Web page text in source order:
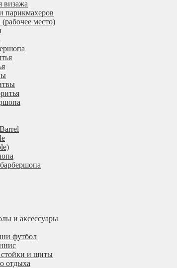
визажа
парикмахеров
место)
и аксессуары
футбол
стойки и щиты
отдыха